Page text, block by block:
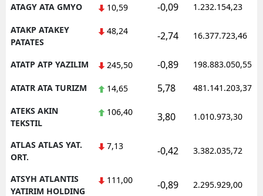
ATAGY ATA GMYO 10,59 -0,09 1.232.154,23
ATAKP ATAKEY
PATATES
48,24 -2,74 16.377.723,46
ATATP ATP YAZILIM 245,50 -0,89 198.883.050,55
ATATR ATA TURIZM 14,65 5,78 481.141.203,37
ATEKS AKIN
TEKSTIL
106,40 3,80 1.010.973,30
ATLAS ATLAS YAT.
ORT.
7,13 -0,42 3.382.035,72
ATSYH ATLANTIS
YATIRIM HOLDING
111,00 -0,89 2.295.929,00